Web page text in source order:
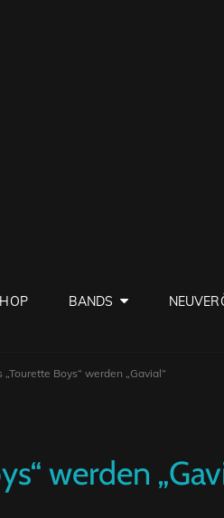
BANDS
„Tourette Boys“ werden „Gavial“
werden